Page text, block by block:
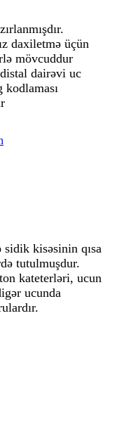
daxiletmə üçün
mövcuddur
dairəvi uc
sidik kisəsinin qısa
tutulmuşdur.
kateterləri, ucun
ucunda